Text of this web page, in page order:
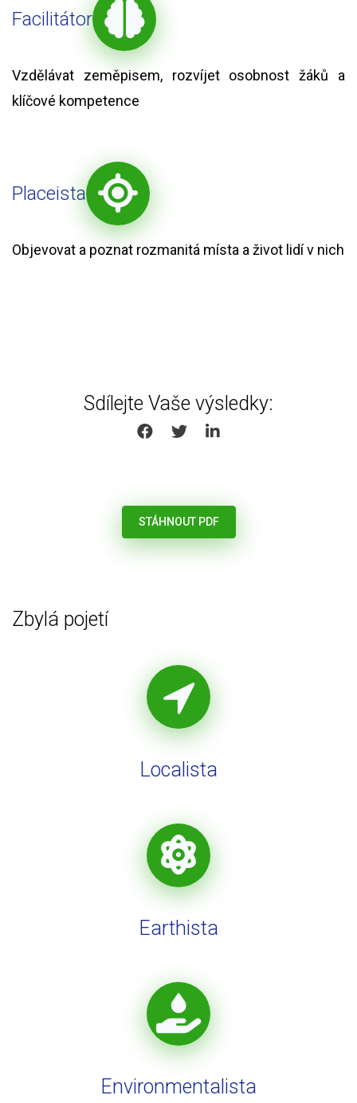
Facilitátor
Vzdělávat zeměpisem, rozvíjet osobnost žáků a
klíčové kompetence
Placeista
Objevovat a poznat rozmanitá místa a život lidí v nich
Sdílejte Vaše výsledky:
SHARE ON FACEBOOK
SHARE ON TWITTER
SHARE ON LINKEDIN
STÁHNOUT PDF
Zbylá pojetí
Localista
Earthista
Environmentalista